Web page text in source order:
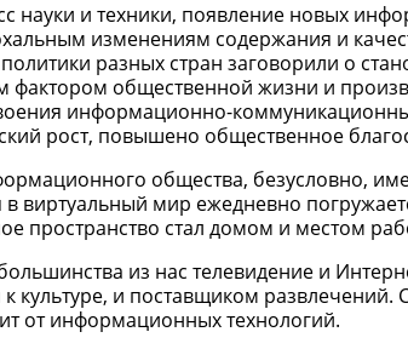
науки и техники, появление новых
изменениям содержания и
разных стран заговорили о
общественной жизни и
информационно-
рост, повышено общественное
общества, безусловно,
виртуальный мир ежедневно
пространство стал домом и местом
из нас телевидение и
культуре, и поставщиком развлечений.
от информационных технологий.